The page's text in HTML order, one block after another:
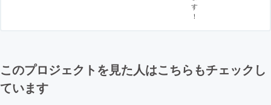
す
！
このプロジェクトを見た人はこちらもチェックし
ています